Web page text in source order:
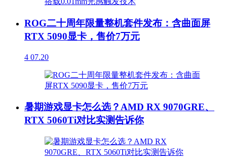
ROG二十周年限量整机套件发布：含曲面屏
RTX 5090显卡，售价7万元
4 07.20
暑期游戏显卡怎么选？AMD RX 9070GRE、
RTX 5060Ti对比实测告诉你